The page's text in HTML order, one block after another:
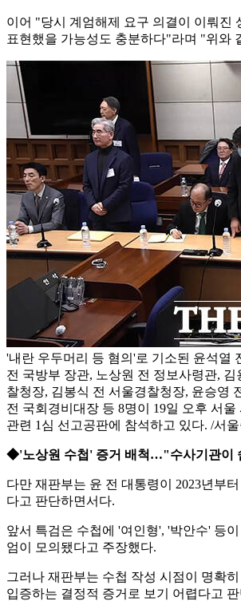
이어 "당시 계엄해제 요구 의결이 이뤄진
표현했을 가능성도 충분하다"라며 "위와
'내란 우두머리 등 혐의'로 기소된 윤석열
전 국방부 장관, 노상원 전 정보사령관,
찰청장, 김봉식 전 서울경찰청장, 윤승영
전 국회경비대장 등 8명이 19일 오후 서
관련 1심 선고공판에 참석하고 있다. /서
◆'노상원 수첩' 증거 배척…"수사기관이
다만 재판부는 윤 전 대통령이 2023년부
다고 판단하면서다.
앞서 특검은 수첩에 '여인형', '박안수' 등
엄이 모의됐다고 주장했다.
그러나 재판부는 수첩 작성 시점이 명확
입증하는 결정적 증거로 보기 어렵다고